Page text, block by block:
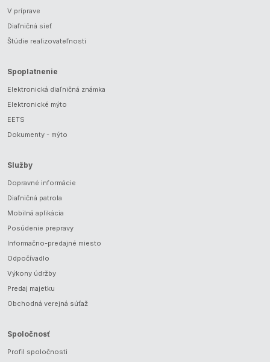
V príprave
Diaľničná sieť
Štúdie realizovateľnosti
Spoplatnenie
Elektronická diaľničná známka
Elektronické mýto
EETS
Dokumenty - mýto
Služby
Dopravné informácie
Diaľničná patrola
Mobilná aplikácia
Posúdenie prepravy
Informačno-predajné miesto
Odpočívadlo
Výkony údržby
Predaj majetku
Obchodná verejná súťaž
Spoločnosť
Profil spoločnosti